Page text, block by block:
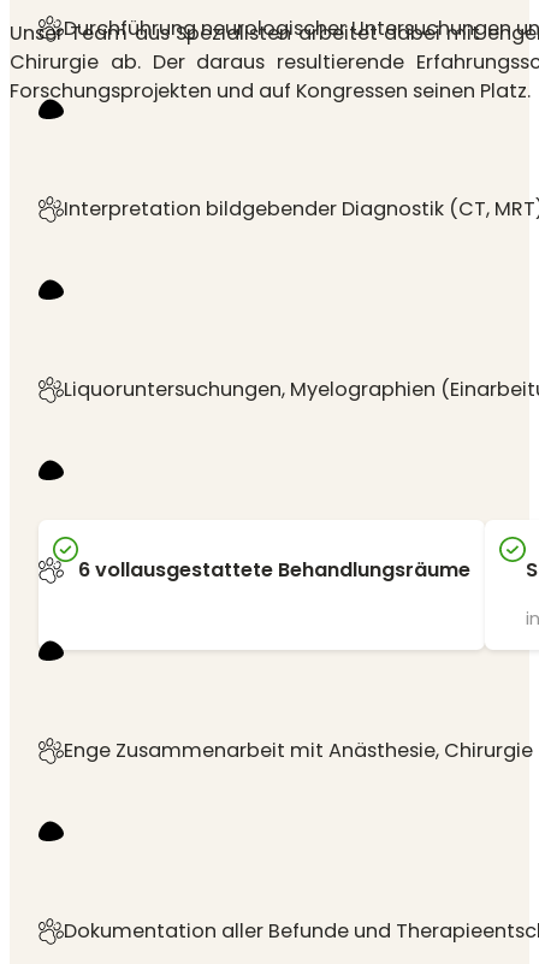
Unser Team aus Spezialisten arbeitet dabei mit
Chirurgie ab. Der daraus resultierende
Forschungsprojekten und auf Kongressen seinen Platz.
6 vollausgestattete Behandlungsräume
Durchführung neurologischer Untersuchungen
Interpretation bildgebender Diagnostik (CT,
Liquoruntersuchungen, Myelographien
Planung und Durchführung neurologischer
Enge Zusammenarbeit mit Anästhesie,
Dokumentation aller Befunde und